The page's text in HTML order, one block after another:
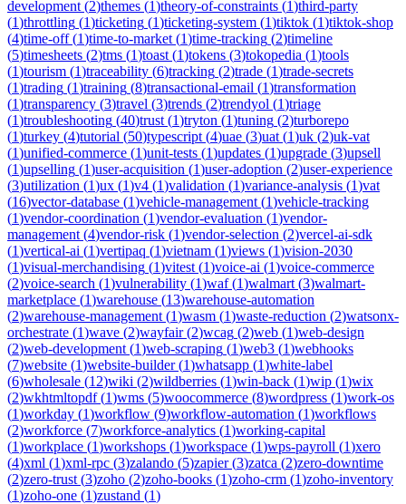
development (2)themes (1)theory-of-constraints (1)third-party
(1)throttling (1)ticketing (1)ticketing-system (1)tiktok (1)tiktok-shop
(4)time-off(1)time-to-market (1)time-tracking (2)timeline
(5)timesheets (2)tms (1)toast (1)tokens (3)tokopedia (1)tools
(1)tourism (1)traceability (6)tracking (2)trade (1)trade-secrets
(1)trading (1)training (8)transactional-email (1)transformation
(1)transparency (3)travel (3)trends (2)trendyol (1)triage
(1)troubleshooting (40)trust (1)tryton (1)tuning (2)turborepo
(1)turkey (4)tutorial (50)typescript (4)uae (3)uat (1)uk (2)uk-vat
(1)unified-commerce (1)unit-tests (1)updates (1)upgrade (3)upsell
(1)upselling (1)user-acquisition (1)user-adoption (2)user-experience
(3)utilization (1)ux (1)v4 (1)validation (1)variance-analysis (1)vat
(16)vector-database (1)vehicle-management (1)vehicle-tracking
(1)vendor-coordination (1)vendor-evaluation (1)vendor-
management (4)vendor-risk (1)vendor-selection (2)vercel-ai-sdk
(1)vertical-ai (1)vertipaq (1)vietnam (1)views (1)vision-2030
(1)visual-merchandising (1)vitest (1)voice-ai (1)voice-commerce
(2)voice-search (1)vulnerability (1)waf(1)walmart (3)walmart-
marketplace (1)warehouse (13)warehouse-automation
(2)warehouse-management (1)wasm (1)waste-reduction (2)watsonx-
orchestrate (1)wave (2)wayfair(2)wcag (2)web (1)web-design
(2)web-development (1)web-scraping (1)web3 (1)webhooks
(7)website (1)website-builder(1)whatsapp (1)white-label
(6)wholesale (12)wiki (2)wildberries (1)win-back (1)wip (1)wix
(2)wkhtmltopdf(1)wms (5)woocommerce (8)wordpress (1)work-os
(1)workday (1)workflow (9)workflow-automation (1)workflows
(2)workforce (7)workforce-analytics (1)working-capital
(1)workplace (1)workshops (1)workspace (1)wps-payroll (1)xero
(4)xml (1)xml-rpc (3)zalando (5)zapier(3)zatca (2)zero-downtime
(2)zero-trust (3)zoho (2)zoho-books (1)zoho-crm (1)zoho-inventory
(1)zoho-one (1)zustand (1)